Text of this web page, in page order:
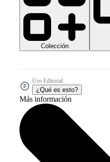
Colección
Uso Editorial
¿Qué es esto?
Más información